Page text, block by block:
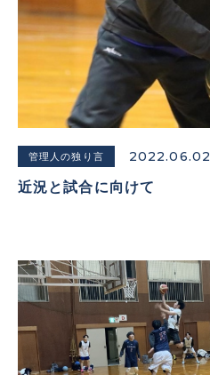
管理人の独り言 2022.06.02
近況と試合に向けて